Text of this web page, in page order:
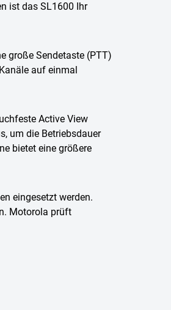
ist das SL1600 Ihr
große Sendetaste (PTT)
auf einmal
Active View
um die Betriebsdauer
bietet eine größere
eingesetzt werden.
Motorola prüft